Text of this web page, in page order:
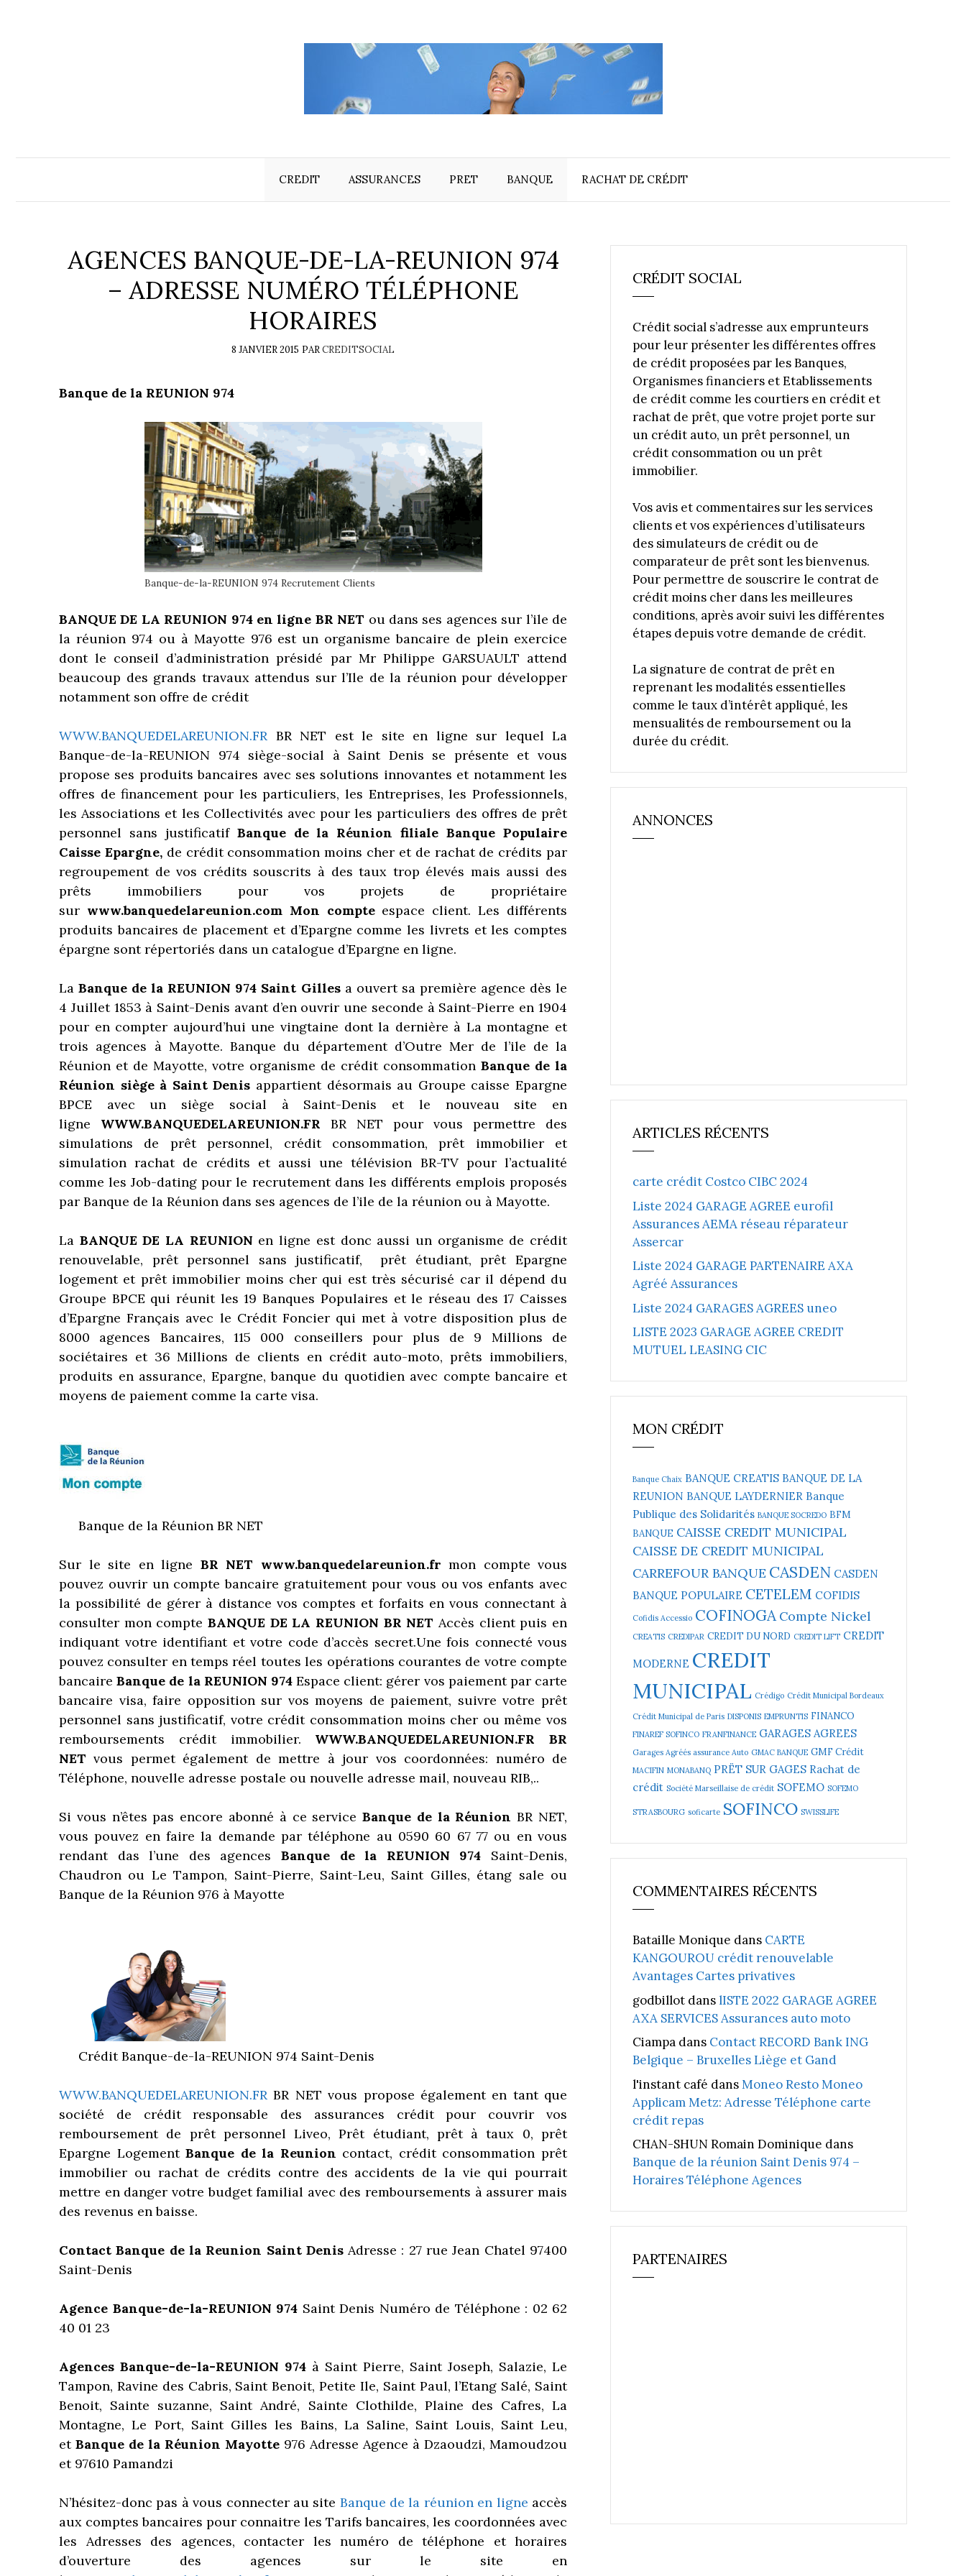
CREDIT ASSURANCES PRET BANQUE RACHAT DE CRÉDIT
AGENCES BANQUE-DE-LA-REUNION 974
– ADRESSE NUMÉRO TÉLÉPHONE
HORAIRES
8 JANVIER 2015 PARCREDITSOCIAL
Banque de la REUNION 974
Banque-de-la-REUNION 974 Recrutement Clients
BANQUE DE LA REUNION 974 en ligne BR NET ou dans ses agences sur l’ile de
la réunion 974 ou à Mayotte 976 est un organisme bancaire de plein exercice
dont le conseil d’administration présidé par Mr Philippe GARSUAULT attend
beaucoup des grands travaux attendus sur l’Ile de la réunion pour développer
notamment son offre de crédit
WWW.BANQUEDELAREUNION.FR BR NET est le site en ligne sur lequel La
Banque-de-la-REUNION 974 siège-social à Saint Denis se présente et vous
propose ses produits bancaires avec ses solutions innovantes et notamment les
offres de financement pour les particuliers, les Entreprises, les Professionnels,
les Associations et les Collectivités avec pour les particuliers des offres de prêt
personnel sans justificatif Banque de la Réunion filiale Banque Populaire
Caisse Epargne,de crédit consommation moins cher et de rachat de crédits par
regroupement de vos crédits souscrits à des taux trop élevés mais aussi des
prêts immobiliers pour vos projets de propriétaire
sur www.banquedelareunion.com Mon compteespace client. Les différents
produits bancaires de placement et d’Epargne comme les livrets et les comptes
épargne sont répertoriés dans un catalogue d’Epargne en ligne.
LaBanque de la REUNION 974 Saint Gilles a ouvert sa première agence dès le
4 Juillet 1853 à Saint-Denis avant d’en ouvrir une seconde à Saint-Pierre en 1904
pour en compter aujourd’hui une vingtaine dont la dernière à La montagne et
trois agences à Mayotte. Banque du département d’Outre Mer de l’ile de la
Réunion et de Mayotte, votre organisme de crédit consommation Banque de la
Réunion siège à Saint Denis appartient désormais au Groupe caisse Epargne
BPCE avec un siège social à Saint-Denis et le nouveau site en
ligne WWW.BANQUEDELAREUNION.FR BR NET pour vous permettre des
simulations de prêt personnel, crédit consommation, prêt immobilier et
simulation rachat de crédits et aussi une télévision BR-TV pour l’actualité
comme les Job-dating pour le recrutement dans les différents emplois proposés
par Banque de la Réunion dans ses agences de l’ile de la réunion ou à Mayotte.
La BANQUE DE LA REUNION en ligne est donc aussi un organisme de crédit
renouvelable, prêt personnel sans justificatif, prêt étudiant, prêt Epargne
logement et prêt immobilier moins cher qui est très sécurisé car il dépend du
Groupe BPCE qui réunit les 19 Banques Populaires et le réseau des 17 Caisses
d’Epargne Français avec le Crédit Foncier qui met à votre disposition plus de
8000 agences Bancaires, 115 000 conseillers pour plus de 9 Millions de
sociétaires et 36 Millions de clients en crédit auto-moto, prêts immobiliers,
produits en assurance, Epargne, banque du quotidien avec compte bancaire et
moyens de paiement comme la carte visa.
Banque de la Réunion BR NET
Sur le site en ligne BR NET www.banquedelareunion.fr mon compte vous
pouvez ouvrir un compte bancaire gratuitement pour vous ou vos enfants avec
la possibilité de gérer à distance vos comptes et forfaits en vous connectant à
consulter mon compte BANQUE DE LA REUNION BR NET Accès client puis en
indiquant votre identifiant et votre code d’accès secret.Une fois connecté vous
pouvez consulter en temps réel toutes les opérations courantes de votre compte
bancaireBanque de la REUNION 974Espace client: gérer vos paiement par carte
bancaire visa, faire opposition sur vos moyens de paiement, suivre votre prêt
personnel sans justificatif, votre crédit consommation moins cher ou même vos
remboursements crédit immobilier. WWW.BANQUEDELAREUNION.FR BR
NET vous permet également de mettre à jour vos coordonnées: numéro de
Téléphone, nouvelle adresse postale ou nouvelle adresse mail, nouveau RIB,..
Si vous n’êtes pas encore abonné à ce serviceBanque de la Réunion BR NET,
vous pouvez en faire la demande par téléphone au 0590 60 67 77 ou en vous
rendant das l’une des agences Banque de la REUNION 974 Saint-Denis,
Chaudron ou Le Tampon, Saint-Pierre, Saint-Leu, Saint Gilles, étang sale ou
Banque de la Réunion 976 à Mayotte
Crédit Banque-de-la-REUNION 974 Saint-Denis
WWW.BANQUEDELAREUNION.FR BR NET vous propose également en tant que
société de crédit responsable des assurances crédit pour couvrir vos
remboursement de prêt personnel Liveo, Prêt étudiant, prêt à taux 0, prêt
Epargne LogementBanque de la Reunion contact, crédit consommation prêt
immobilier ou rachat de crédits contre des accidents de la vie qui pourrait
mettre en danger votre budget familial avec des remboursements à assurer mais
des revenus en baisse.
Contact Banque de la Reunion Saint DenisAdresse : 27 rue Jean Chatel 97400
Saint-Denis
Agence Banque-de-la-REUNION 974 Saint Denis Numéro de Téléphone : 02 62
40 01 23
Agences Banque-de-la-REUNION 974 à Saint Pierre, Saint Joseph, Salazie, Le
Tampon, Ravine des Cabris, Saint Benoit, Petite Ile, Saint Paul, l’Etang Salé, Saint
Benoit, Sainte suzanne, Saint André, Sainte Clothilde, Plaine des Cafres, La
Montagne, Le Port, Saint Gilles les Bains, La Saline, Saint Louis, Saint Leu,
et Banque de la Réunion Mayotte 976 Adresse Agence à Dzaoudzi, Mamoudzou
et 97610 Pamandzi
N’hésitez-donc pas à vous connecter au site Banque de la réunion en ligne accès
aux comptes bancaires pour connaitre les Tarifs bancaires, les coordonnées avec
les Adresses des agences, contacter les numéro de téléphone et horaires
d’ouverture des agences sur le site en
CRÉDIT SOCIAL
Crédit social s’adresse aux emprunteurs
pour leur présenter les différentes offres
de crédit proposées par les Banques,
Organismes financiers et Etablissements
de crédit comme les courtiers en crédit et
rachat de prêt, que votre projet porte sur
un crédit auto, un prêt personnel, un
crédit consommation ou un prêt
immobilier.
Vos avis et commentaires sur les services
clients et vos expériences d’utilisateurs
des simulateurs de crédit ou de
comparateur de prêt sont les bienvenus.
Pour permettre de souscrire le contrat de
crédit moins cher dans les meilleures
conditions, après avoir suivi les différentes
étapes depuis votre demande de crédit.
La signature de contrat de prêt en
reprenant les modalités essentielles
comme le taux d’intérêt appliqué, les
mensualités de remboursement ou la
durée du crédit.
ANNONCES
ARTICLES RÉCENTS
carte crédit Costco CIBC 2024
Liste 2024 GARAGE AGREE eurofil
Assurances AEMA réseau réparateur
Assercar
Liste 2024 GARAGE PARTENAIRE AXA
Agréé Assurances
Liste 2024 GARAGES AGREES uneo
LISTE 2023 GARAGE AGREE CREDIT
MUTUEL LEASING CIC
MON CRÉDIT
Banque Chaix BANQUE CREATIS BANQUE DE LA
REUNION BANQUE LAYDERNIER Banque
Publique des Solidarités BANQUE SOCREDO BFM
BANQUE CAISSE CREDIT MUNICIPAL
CAISSE DE CREDIT MUNICIPAL
CARREFOUR BANQUE CASDEN CASDEN
BANQUE POPULAIRE CETELEM COFIDIS
Cofidis Accessio COFINOGA Compte Nickel
CREATIS CREDIPAR CREDIT DU NORD CREDIT LIFT CREDIT
MODERNE CREDIT
MUNICIPAL Crédigo Crédit Municipal Bordeaux
Crédit Municipal de Paris DISPONIS EMPRUNTIS FINANCO
FINAREF SOFINCO FRANFINANCE GARAGES AGREES
Garages Agréés assurance Auto GMAC BANQUE GMF Crédit
MACIFIN MONABANQ PRËT SUR GAGES Rachat de
crédit Société Marseillaise de crédit SOFEMO SOFEMO
STRASBOURG soficarte SOFINCO SWISSLIFE
COMMENTAIRES RÉCENTS
Bataille Monique dans CARTE
KANGOUROU crédit renouvelable
Avantages Cartes privatives
godbillot danslISTE 2022 GARAGE AGREE
AXA SERVICES Assurances auto moto
Ciampa dans Contact RECORD Bank ING
Belgique – Bruxelles Liège et Gand
l'instant café dansMoneo Resto Moneo
Applicam Metz: Adresse Téléphone carte
crédit repas
CHAN-SHUN Romain Dominique dans
Banque de la réunion Saint Denis 974 –
Horaires Téléphone Agences
PARTENAIRES